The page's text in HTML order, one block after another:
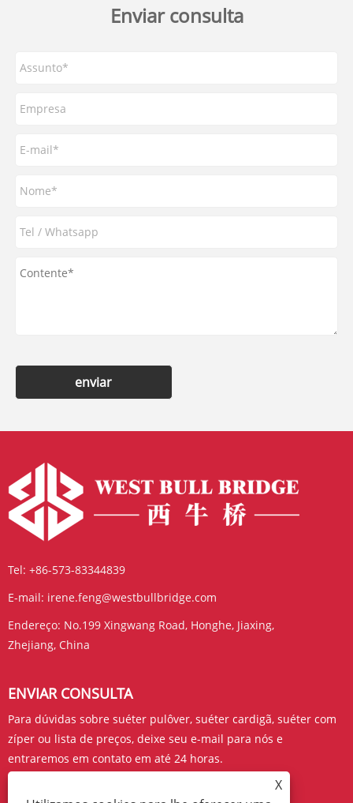
Enviar consulta
enviar
Tel: +86-573-83344839
E-mail: irene.feng@westbullbridge.com
Endereço: No.199 Xingwang Road, Honghe, Jiaxing,
Zhejiang, China
ENVIAR CONSULTA
Para dúvidas sobre suéter pulôver, suéter cardigã, suéter com
zíper ou lista de preços, deixe seu e-mail para nós e
entraremos em contato em até 24 horas.
X